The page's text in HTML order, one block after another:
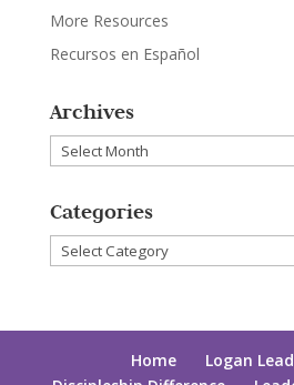
More Resources
Recursos en Español
Archives
Archives
Categories
Categories
Home
Logan